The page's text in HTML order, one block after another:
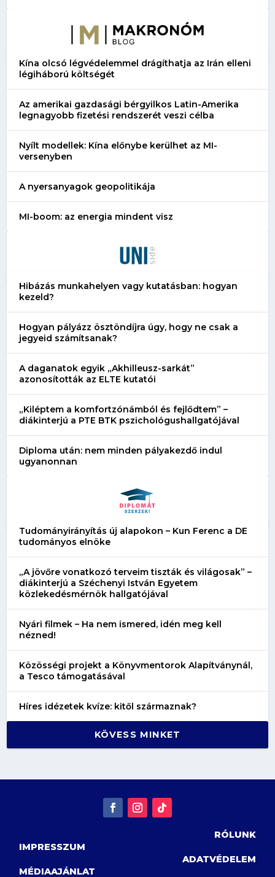
Kína olcsó légvédelemmel drágíthatja az Irán elleni
légiháború költségét
Az amerikai gazdasági bérgyilkos Latin-Amerika
legnagyobb fizetési rendszerét veszi célba
Nyílt modellek: Kína előnybe kerülhet az MI-
versenyben
A nyersanyagok geopolitikája
MI-boom: az energia mindent visz
Hibázás munkahelyen vagy kutatásban: hogyan
kezeld?
Hogyan pályázz ösztöndíjra úgy, hogy ne csak a
jegyeid számítsanak?
A daganatok egyik „Akhilleusz-sarkát”
azonosították az ELTE kutatói
„Kiléptem a komfortzónámból és fejlődtem” –
diákinterjú a PTE BTK pszichológushallgatójával
Diploma után: nem minden pályakezdő indul
ugyanonnan
Tudományirányítás új alapokon – Kun Ferenc a DE
tudományos elnöke
„A jövőre vonatkozó terveim tiszták és világosak” –
diákinterjú a Széchenyi István Egyetem
közlekedésmérnök hallgatójával
Nyári filmek – Ha nem ismered, idén meg kell
nézned!
Közösségi projekt a Könyvmentorok Alapítványnál,
a Tesco támogatásával
Híres idézetek kvíze: kitől származnak?
KÖVESS MINKET
RÓLUNK
IMPRESSZUM
ADATVÉDELEM
MÉDIAAJÁNLAT